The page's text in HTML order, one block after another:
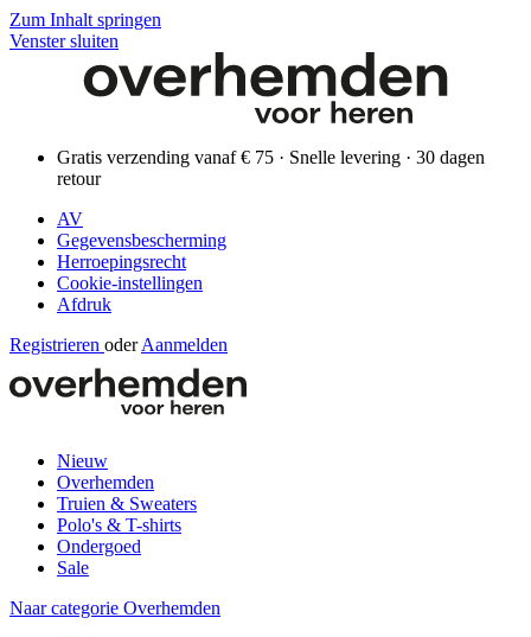
Zum Inhalt springen
Venster sluiten
Gratis verzending vanaf € 75 · Snelle levering · 30 dagen
retour
AV
Gegevensbescherming
Herroepingsrecht
Cookie-instellingen
Afdruk
Registrieren oder Aanmelden
Nieuw
Overhemden
Truien & Sweaters
Polo's & T-shirts
Ondergoed
Sale
Naar categorie Overhemden